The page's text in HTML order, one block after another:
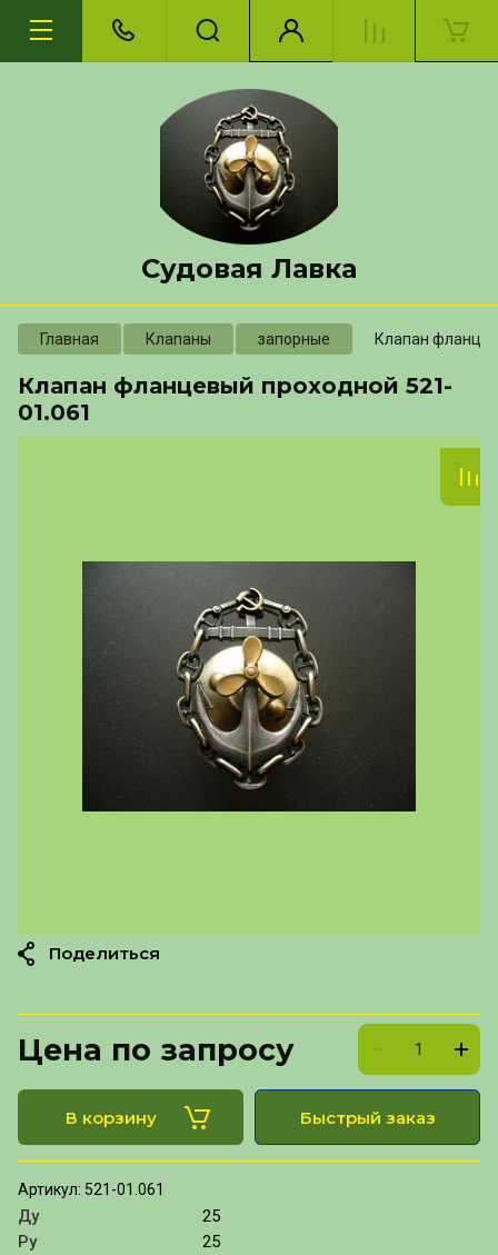
Судовая Лавка
Главная Клапаны запорные Клапан
Клапан фланцевый проходной 521-
01.061
Цена по запросу
В корзину Быстрый заказ
Артикул: 521-01.061
Ду
25
Ру
25
Поделиться